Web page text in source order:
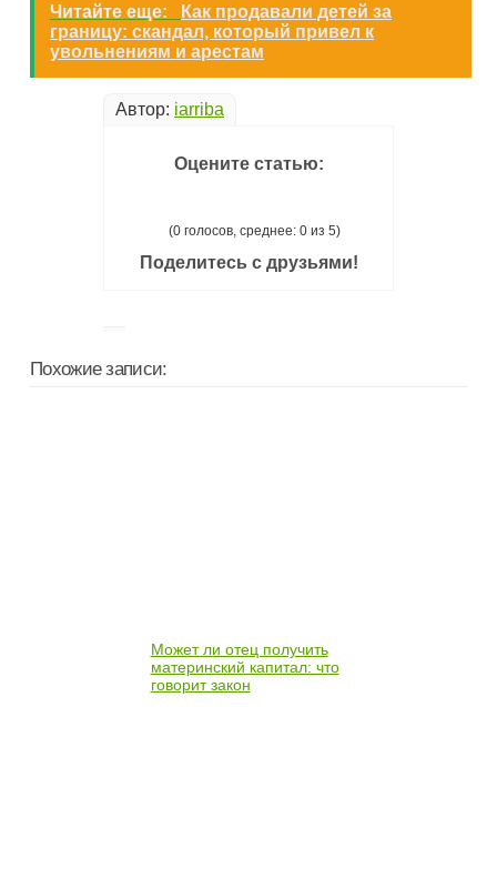
Читайте еще:
Как продавали детей за
границу: скандал, который привел к
увольнениям и арестам
Автор: iarriba
Оцените статью:
(0 голосов, среднее: 0 из 5)
Поделитесь с друзьями!
Похожие записи:
Может ли отец получить
материнский капитал: что
говорит закон